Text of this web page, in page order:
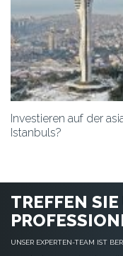
Investieren auf der
Istanbuls?
TREFFEN
UNSER EXPERTEN-TEAM IST